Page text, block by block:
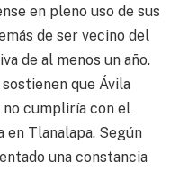
en pleno uso de sus
de ser vecino del
de al menos un año.
que Ávila
no cumpliría con el
Tlanalapa. Según
una constancia